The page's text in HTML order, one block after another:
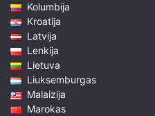
Kolumbija
Kroatija
Latvija
Lenkija
Lietuva
Liuksemburgas
Malaizija
Marokas